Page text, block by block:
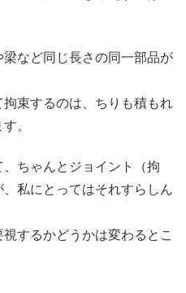
など同じ長さの同一部品が
束するのは、ちりも積もれ
。
ちゃんとジョイント（拘
私にとってはそれすらしん
するかどうかは変わるとこ